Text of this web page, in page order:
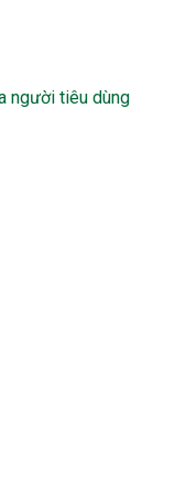
người tiêu dùng